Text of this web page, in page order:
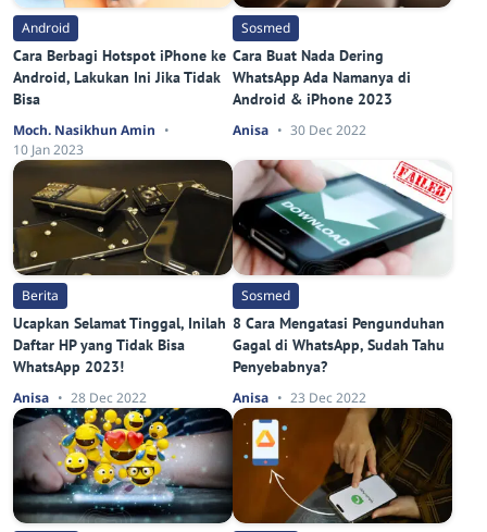
Android
Cara Berbagi Hotspot iPhone ke
Android, Lakukan Ini Jika Tidak
Bisa
Moch. Nasikhun Amin
10 Jan 2023
Sosmed
Cara Buat Nada Dering
WhatsApp Ada Namanya di
Android & iPhone 2023
Anisa 30 Dec 2022
Berita
Ucapkan Selamat Tinggal, Inilah
Daftar HP yang Tidak Bisa
WhatsApp 2023!
Anisa 28 Dec 2022
Sosmed
8 Cara Mengatasi Pengunduhan
Gagal di WhatsApp, Sudah Tahu
Penyebabnya?
Anisa 23 Dec 2022